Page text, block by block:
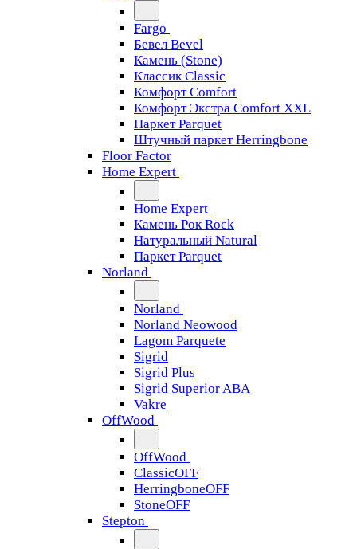
Fargo
Бевел Bevel
Камень (Stone)
Классик Classic
Комфорт Comfort
Комфорт Экстра Comfort XXL
Паркет Parquet
Штучный паркет Herringbone
Floor Factor
Home Expert
Home Expert
Камень Рок Rock
Натуральный Natural
Паркет Parquet
Norland
Norland
Norland Neowood
Lagom Parquete
Sigrid
Sigrid Plus
Sigrid Superior ABA
Vakre
OffWood
OffWood
ClassicOFF
HerringboneOFF
StoneOFF
Stepton